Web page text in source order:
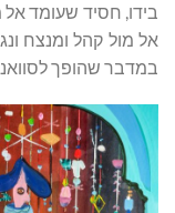
בידו, חסיד שעומד
אל מול קהל ומנצח
במדבר שהופך